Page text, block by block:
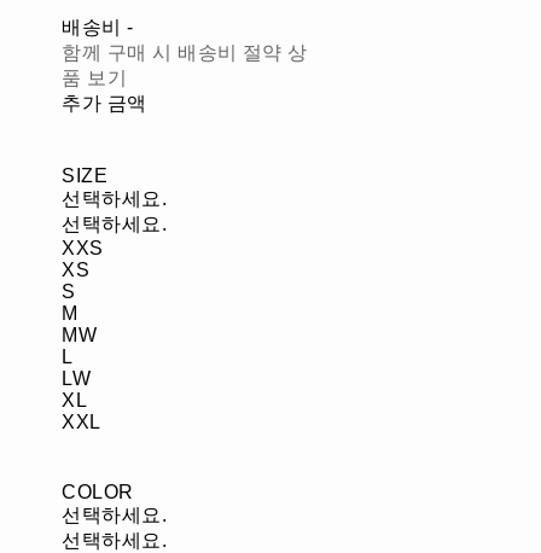
배송비-
함께 구매 시 배송비 절약 상
품 보기
추가 금액
SIZE
선택하세요.
선택하세요.
XXS
XS
S
M
MW
L
LW
XL
XXL
COLOR
선택하세요.
선택하세요.